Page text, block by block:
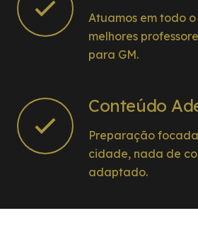
Atuamos em todo
melhores
para GM.
Conteúdo
Preparação
cidade, nada de
adaptado.